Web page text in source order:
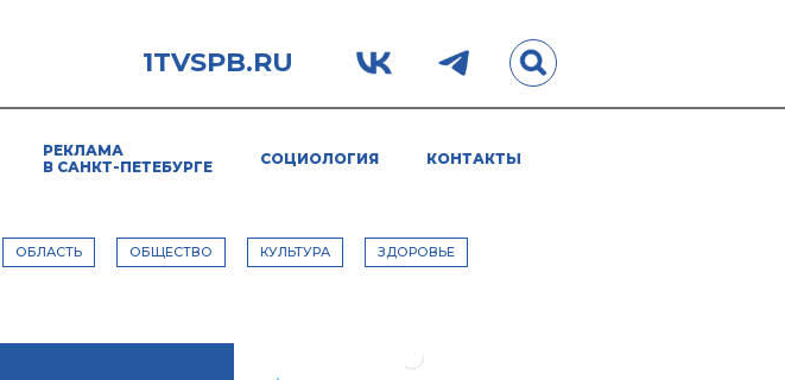
1TVSPB.RU
РЕКЛАМА
В САНКТ-ПЕТЕБУРГЕ
СОЦИОЛОГИЯ КОНТАКТЫ
ОБЛАСТЬ ОБЩЕСТВО КУЛЬТУРА ЗДОРОВЬЕ